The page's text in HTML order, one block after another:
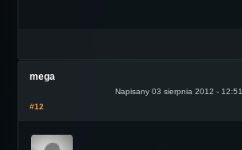
mega
Napisany 03 sierpnia 2012 - 12:51
#12